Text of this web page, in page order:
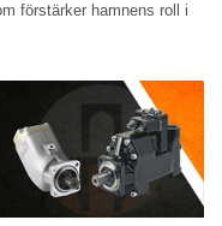
förstärker hamnens roll i